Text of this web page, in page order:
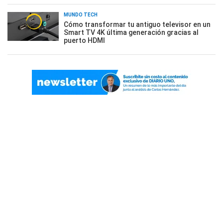
MUNDO TECH
Cómo transformar tu antiguo televisor en un
Smart TV 4K última generación gracias al
puerto HDMI